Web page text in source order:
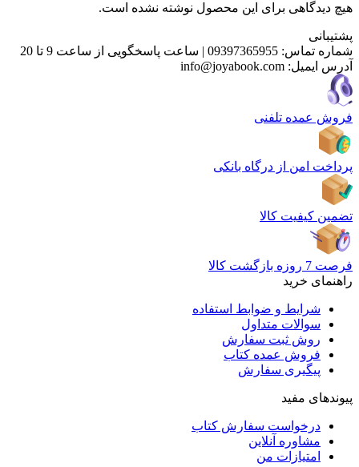
هیچ دیدگاهی برای این محصول نوشته نشده است.
پشتیبانی
شماره تماس: 09397365955
| ساعت پاسخگویی از ساعت 9 تا 20
آدرس ایمیل: info@joyabook.com
فروش عمده تلفنی
پرداخت امن از درگاه بانکی
تضمین کیفیت کالا
فرصت 7 روزه بازگشت کالا
راهنمای خرید
شرایط و ضوابط استفاده
سوالات متداول
روش ثبت سفارش
فروش عمده کتاب
پیگیری سفارش
پیوندهای مفید
درخواست سفارش کتاب
مشاوره آنلاین
امتیازات من